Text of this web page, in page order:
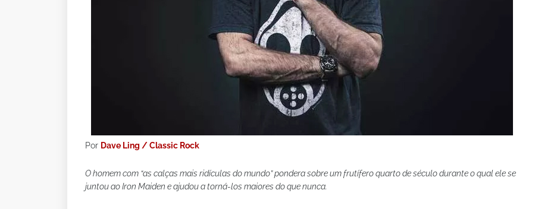
Por Dave Ling / Classic Rock
O homem com “as calças mais ridículas do mundo” pondera sobre um frutífero quarto de século durante o qual ele se
juntou ao Iron Maiden e ajudou a torná-los maiores do que nunca.